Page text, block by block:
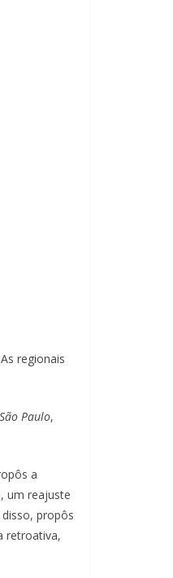
regionais
Paulo,
a
um reajuste
propôs
retroativa,